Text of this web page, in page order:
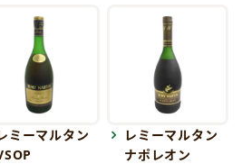
ミーマルタン
レミーマルタン
ナポレオン